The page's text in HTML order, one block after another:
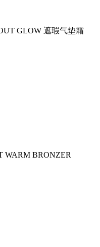
GLOW 遮瑕气垫霜
WARM BRONZER